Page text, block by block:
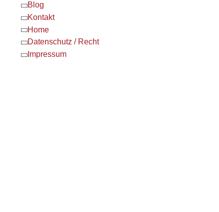
Blog
Kontakt
Home
Datenschutz / Recht
Impressum